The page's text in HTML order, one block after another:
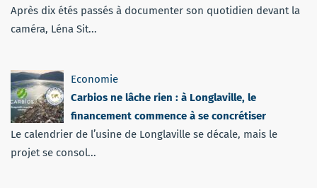
Après dix étés passés à documenter son quotidien devant la
caméra, Léna Sit...
Economie
Carbios ne lâche rien : à Longlaville, le
financement commence à se concrétiser
Le calendrier de l’usine de Longlaville se décale, mais le
projet se consol...